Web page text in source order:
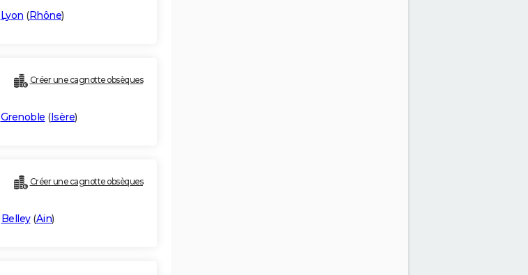
Lyon (Rhône)
Créer une cagnotte obsèques
Grenoble (Isère)
Créer une cagnotte obsèques
Belley(Ain)